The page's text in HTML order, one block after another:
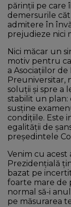
părinții pe care
demersurile
admitere în
prejudieze nici
Nici măcar un
motiv pentru
a Asociațiilor
Preuniversitar,
soluții și spre a
stabilit un plan:
susține
condițiile. Este
egalității de
președintele
Venim cu acest
Prezidențială
bazat pe
foarte mare de
normal să-i
pe măsurarea